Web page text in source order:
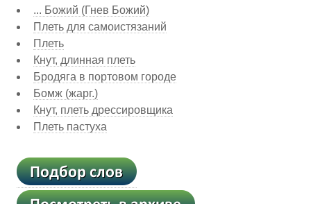
... Божий (Гнев Божий)
Плеть для самоистязаний
Плеть
Кнут, длинная плеть
Бродяга в портовом городе
Бомж (жарг.)
Кнут, плеть дрессировщика
Плеть пастуха